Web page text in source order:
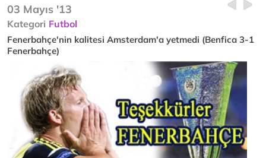
03 Mayıs '13
Kategori Futbol
Fenerbahçe'nin kalitesi Amsterdam'a yetmedi (Benfica 3-1
Fenerbahçe)